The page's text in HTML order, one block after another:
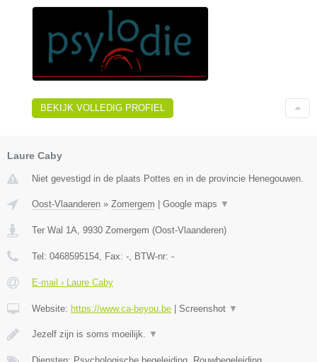
BEKIJK VOLLEDIG PROFIEL
Laure Caby
Niet gevestigd in de plaats Pottes en in de provincie Henegouwen.
Oost-Vlaanderen » Zomergem Google maps ▼
Ter Wal 1A, 9930 Zomergem (Oost-Vlaanderen)
Tel: 0468595154, Fax: -, BTW-nr: -
E-mail › Laure Caby
Website: https://www.ca-beyou.be Screenshot ▼
Jezelf zijn is soms moeilijk. ▼